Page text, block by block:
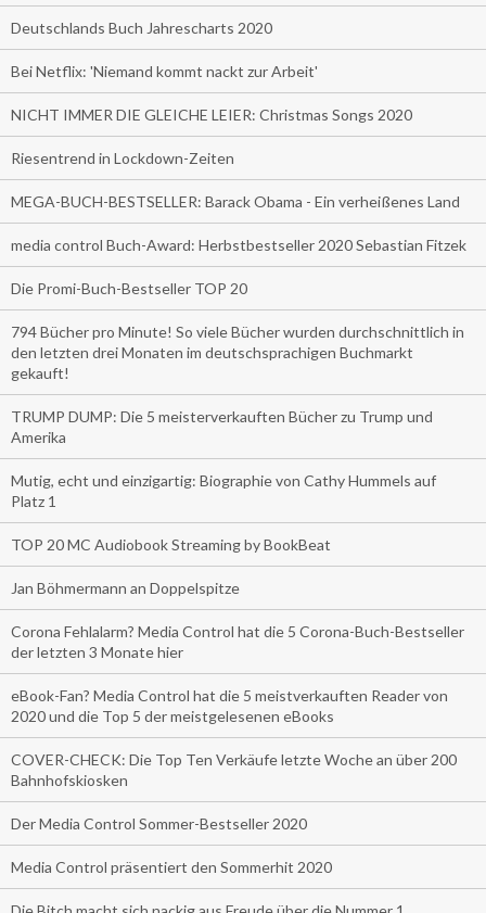
Deutschlands Buch Jahrescharts 2020
Bei Netflix: 'Niemand kommt nackt zur Arbeit'
NICHT IMMER DIE GLEICHE LEIER: Christmas Songs 2020
Riesentrend in Lockdown-Zeiten
MEGA-BUCH-BESTSELLER: Barack Obama - Ein verheißenes Land
media control Buch-Award: Herbstbestseller 2020 Sebastian Fitzek
Die Promi-Buch-Bestseller TOP 20
794 Bücher pro Minute! So viele Bücher wurden durchschnittlich in
den letzten drei Monaten im deutschsprachigen Buchmarkt
gekauft!
TRUMP DUMP: Die 5 meisterverkauften Bücher zu Trump und
Amerika
Mutig, echt und einzigartig: Biographie von Cathy Hummels auf
Platz 1
TOP 20 MC Audiobook Streaming by BookBeat
Jan Böhmermann an Doppelspitze
Corona Fehlalarm? Media Control hat die 5 Corona-Buch-Bestseller
der letzten 3 Monate hier
eBook-Fan? Media Control hat die 5 meistverkauften Reader von
2020 und die Top 5 der meistgelesenen eBooks
COVER-CHECK: Die Top Ten Verkäufe letzte Woche an über 200
Bahnhofskiosken
Der Media Control Sommer-Bestseller 2020
Media Control präsentiert den Sommerhit 2020